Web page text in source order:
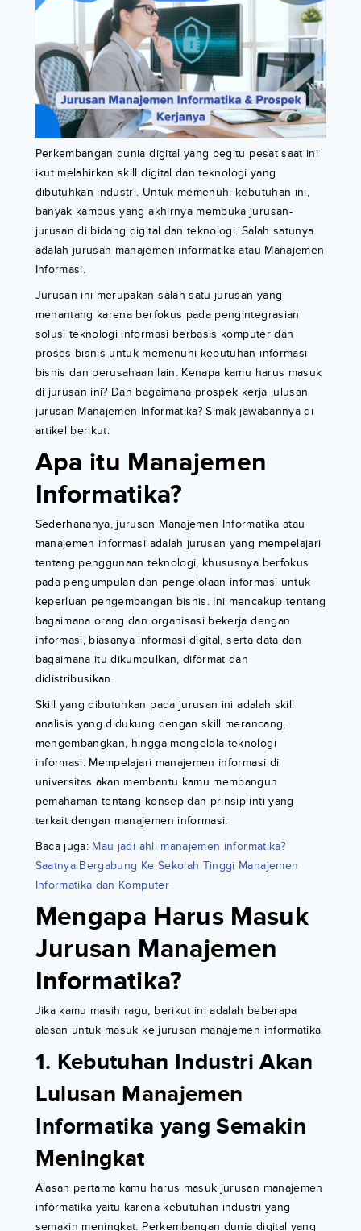
Perkembangan dunia digital yang begitu pesat saat ini
ikut melahirkan skill digital dan teknologi yang
dibutuhkan industri. Untuk memenuhi kebutuhan ini,
banyak kampus yang akhirnya membuka jurusan-
jurusan di bidang digital dan teknologi. Salah satunya
adalah jurusan manajemen informatika atau Manajemen
Informasi.
Jurusan ini merupakan salah satu jurusan yang
menantang karena berfokus pada pengintegrasian
solusi teknologi informasi berbasis komputer dan
proses bisnis untuk memenuhi kebutuhan informasi
bisnis dan perusahaan lain. Kenapa kamu harus masuk
di jurusan ini? Dan bagaimana prospek kerja lulusan
jurusan Manajemen Informatika? Simak jawabannya di
artikel berikut.
Apa itu Manajemen
Informatika?
Sederhananya, jurusan Manajemen Informatika atau
manajemen informasi adalah jurusan yang mempelajari
tentang penggunaan teknologi, khususnya berfokus
pada pengumpulan dan pengelolaan informasi untuk
keperluan pengembangan bisnis. Ini mencakup tentang
bagaimana orang dan organisasi bekerja dengan
informasi, biasanya informasi digital, serta data dan
bagaimana itu dikumpulkan, diformat dan
didistribusikan.
Skill yang dibutuhkan pada jurusan ini adalah skill
analisis yang didukung dengan skill merancang,
mengembangkan, hingga mengelola teknologi
informasi. Mempelajari manajemen informasi di
universitas akan membantu kamu membangun
pemahaman tentang konsep dan prinsip inti yang
terkait dengan manajemen informasi.
Baca juga: Mau jadi ahli manajemen informatika?
Saatnya Bergabung Ke Sekolah Tinggi Manajemen
Informatika dan Komputer
Mengapa Harus Masuk
Jurusan Manajemen
Informatika?
Jika kamu masih ragu, berikut ini adalah beberapa
alasan untuk masuk ke jurusan manajemen informatika.
1. Kebutuhan Industri Akan
Lulusan Manajemen
Informatika yang Semakin
Meningkat
Alasan pertama kamu harus masuk jurusan manajemen
informatika yaitu karena kebutuhan industri yang
semakin meningkat. Perkembangan dunia digital yang